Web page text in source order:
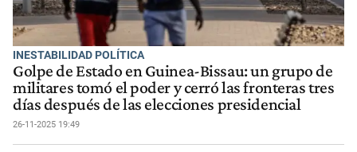
INESTABILIDAD POLÍTICA
Golpe de Estado en Guinea-Bissau: un grupo de
militares tomó el poder y cerró las fronteras tres
días después de las elecciones presidencial
26-11-2025 19:49